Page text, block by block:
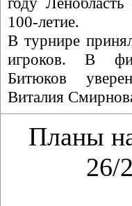
100-летие.
В турнире
игроков. В
Битюков
Виталия
Планы
26/